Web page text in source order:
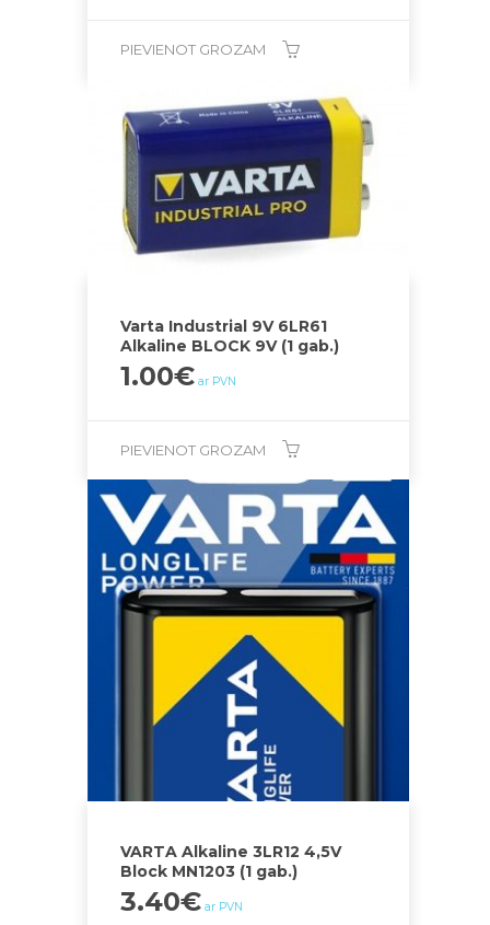
PIEVIENOT GROZAM
Varta Industrial 9V 6LR61
Alkaline BLOCK 9V (1 gab.)
1.00€ ar PVN
PIEVIENOT GROZAM
VARTA Alkaline 3LR12 4,5V
Block MN1203 (1 gab.)
3.40€ ar PVN